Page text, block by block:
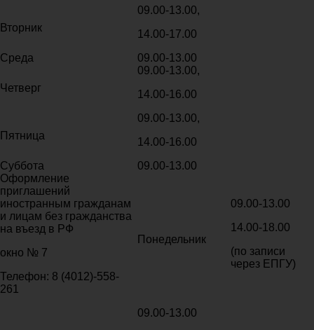
Вторник
09.00-13.00,
14.00-17.00
Среда
09.00-13.00
Четверг
09.00-13.00,
14.00-16.00
Пятница
09.00-13.00,
14.00-16.00
Суббота
09.00-13.00
Оформление
приглашений
иностранным гражданам
и лицам без гражданства
на въезд в РФ
окно № 7
Телефон: 8 (4012)-558-
261
Понедельник
09.00-13.00
14.00-18.00
(по записи
через ЕПГУ)
09.00-13.00